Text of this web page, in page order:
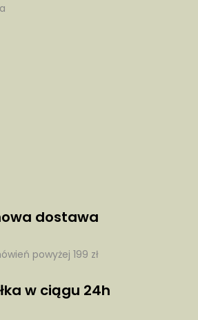
dostawa
powyżej 199 zł
w ciągu 24h